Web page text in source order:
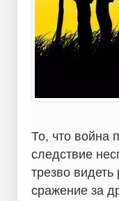
То, что война
следствие
трезво
сражение за